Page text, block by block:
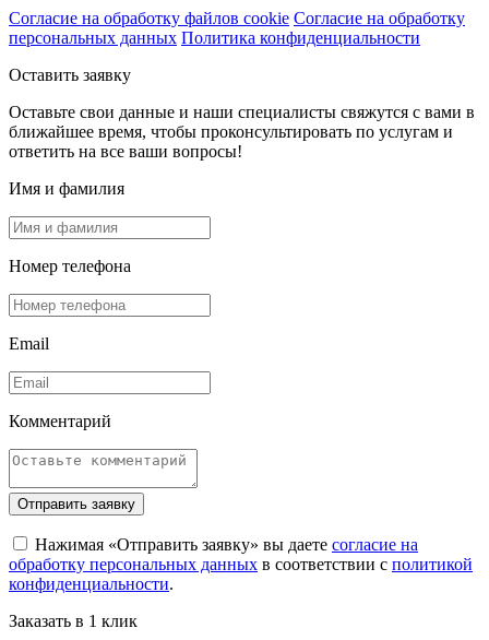
Согласие на обработку файлов cookie Согласие на обработку
персональных данных Политика конфиденциальности
Оставить заявку
Оставьте свои данные и наши специалисты свяжутся с вами в
ближайшее время, чтобы проконсультировать по услугам и
ответить на все ваши вопросы!
Имя и фамилия
Номер телефона
Email
Комментарий
Отправить заявку
Нажимая «Отправить заявку» вы даете согласие на
обработку персональных данных в соответствии с политикой
конфиденциальности.
Заказать в 1 клик